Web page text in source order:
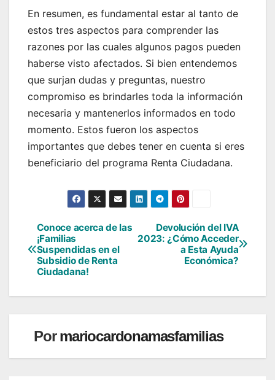
En resumen, es fundamental estar al tanto de
estos tres aspectos para comprender las
razones por las cuales algunos pagos pueden
haberse visto afectados. Si bien entendemos
que surjan dudas y preguntas, nuestro
compromiso es brindarles toda la información
necesaria y mantenerlos informados en todo
momento. Estos fueron los aspectos
importantes que debes tener en cuenta si eres
beneficiario del programa Renta Ciudadana.
Navegación
de
Devolución del IVA
2023: ¿Cómo Acceder
a Esta Ayuda
Económica?
Conoce acerca de las
¡Familias
Suspendidas en el
Subsidio de Renta
Ciudadana!
Pormariocardonamasfamilias